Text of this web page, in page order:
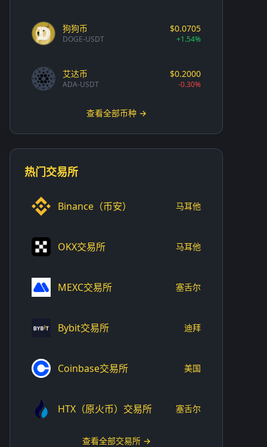
狗狗币
DOGE-USDT
$0.0705
+1.54%
艾达币
ADA-USDT
$0.2000
-0.30%
查看全部币种 →
热门交易所
Binance（币安） 马耳他
OKX交易所 马耳他
MEXC交易所 塞舌尔
Bybit交易所 迪拜
Coinbase交易所 美国
HTX（原火币）交易所 塞舌尔
查看全部交易所 →